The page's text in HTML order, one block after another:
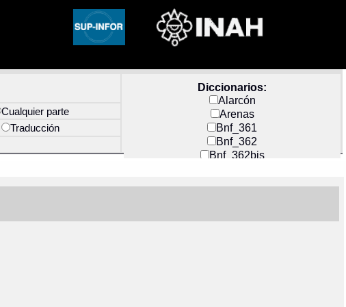
Diccionarios:
Alarcón
Arenas
Bnf_361
Bnf_362
Bnf_362bis
Docs_México
Cualquier parte
Traducción